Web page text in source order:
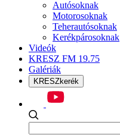
Autósoknak
Motorosoknak
Teherautósoknak
Kerékpárosoknak
Videók
KRESZ FM 19.75
Galériák
KRESZkerék